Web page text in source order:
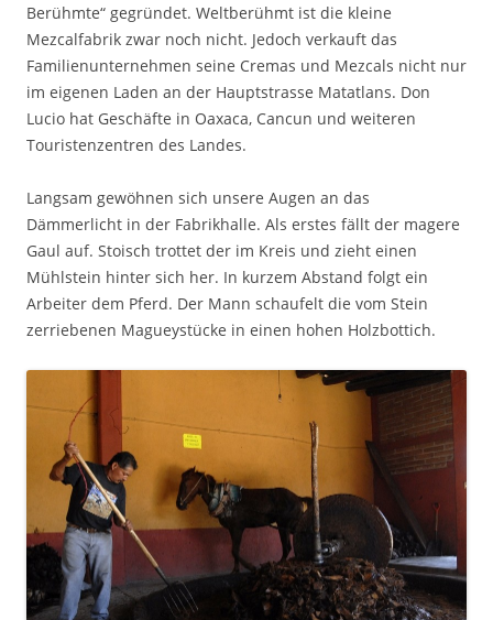
Berühmte“ gegründet. Weltberühmt ist die kleine
Mezcalfabrik zwar noch nicht. Jedoch verkauft das
Familienunternehmen seine Cremas und Mezcals nicht nur
im eigenen Laden an der Hauptstrasse Matatlans. Don
Lucio hat Geschäfte in Oaxaca, Cancun und weiteren
Touristenzentren des Landes.
Langsam gewöhnen sich unsere Augen an das
Dämmerlicht in der Fabrikhalle. Als erstes fällt der magere
Gaul auf. Stoisch trottet der im Kreis und zieht einen
Mühlstein hinter sich her. In kurzem Abstand folgt ein
Arbeiter dem Pferd. Der Mann schaufelt die vom Stein
zerriebenen Magueystücke in einen hohen Holzbottich.